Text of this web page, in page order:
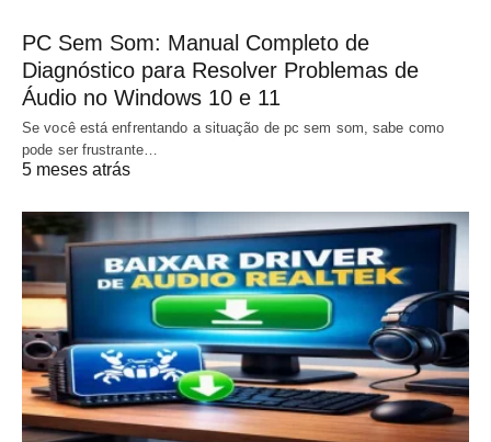
PC Sem Som: Manual Completo de
Diagnóstico para Resolver Problemas de
Áudio no Windows 10 e 11
Se você está enfrentando a situação de pc sem som, sabe como
pode ser frustrante…
5 meses atrás